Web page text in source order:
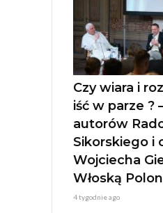
Czy wiara i
iść w parze ?
autorów
Sikorskiego i
Wojciecha
Włoską
4 tygodnie ago